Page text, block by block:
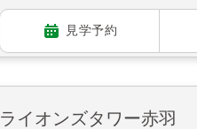
見学予約
ライオンズタワー赤羽